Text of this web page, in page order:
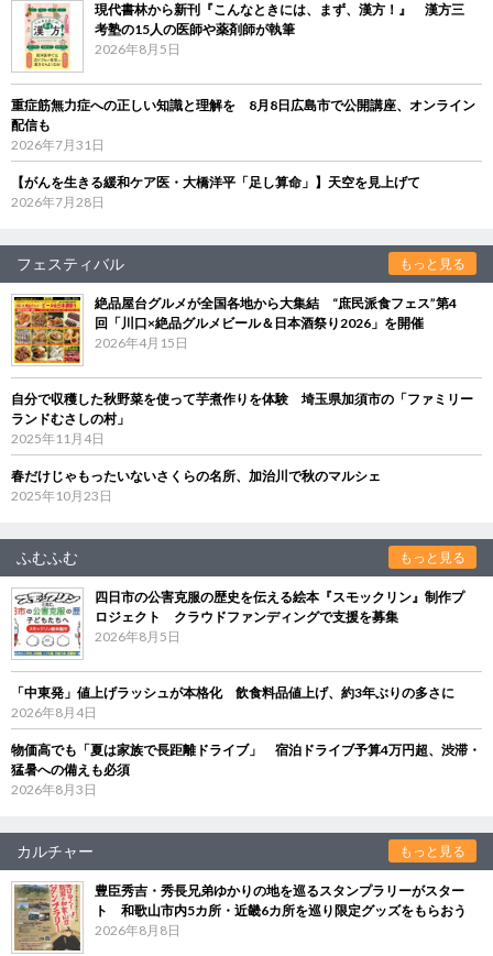
現代書林から新刊『こんなときには、まず、漢方！』 漢方三
考塾の15人の医師や薬剤師が執筆
2026年8月5日
重症筋無力症への正しい知識と理解を 8月8日広島市で公開講座、オンライン
配信も
2026年7月31日
【がんを生きる緩和ケア医・大橋洋平「足し算命」】天空を見上げて
2026年7月28日
フェスティバル もっと見る
絶品屋台グルメが全国各地から大集結 “庶民派食フェス”第4
回「川口×絶品グルメビール＆日本酒祭り2026」を開催
2026年4月15日
自分で収穫した秋野菜を使って芋煮作りを体験 埼玉県加須市の「ファミリー
ランドむさしの村」
2025年11月4日
春だけじゃもったいないさくらの名所、加治川で秋のマルシェ
2025年10月23日
ふむふむ もっと見る
四日市の公害克服の歴史を伝える絵本『スモックリン』制作プ
ロジェクト クラウドファンディングで支援を募集
2026年8月5日
「中東発」値上げラッシュが本格化 飲食料品値上げ、約3年ぶりの多さに
2026年8月4日
物価高でも「夏は家族で長距離ドライブ」 宿泊ドライブ予算4万円超、渋滞・
猛暑への備えも必須
2026年8月3日
カルチャー もっと見る
豊臣秀吉・秀長兄弟ゆかりの地を巡るスタンプラリーがスター
ト 和歌山市内5カ所・近畿6カ所を巡り限定グッズをもらおう
2026年8月8日